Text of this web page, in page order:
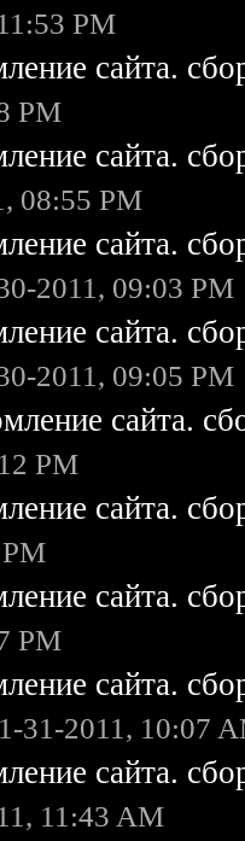
PM
сайта.
PM
сайта.
08:55 PM
сайта.
2011, 09:03 PM
сайта.
2011, 09:05 PM
сайта.
PM
сайта.
сайта.
PM
сайта.
31-2011, 10:07
сайта.
11:43 AM